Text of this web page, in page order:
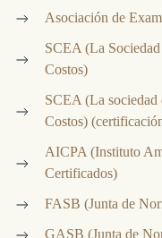
Asociación de
SCEA (La
Costos)
SCEA (La
Costos)
AICPA (Instituto
Certificados)
FASB (Junta de
GASB (Junta de